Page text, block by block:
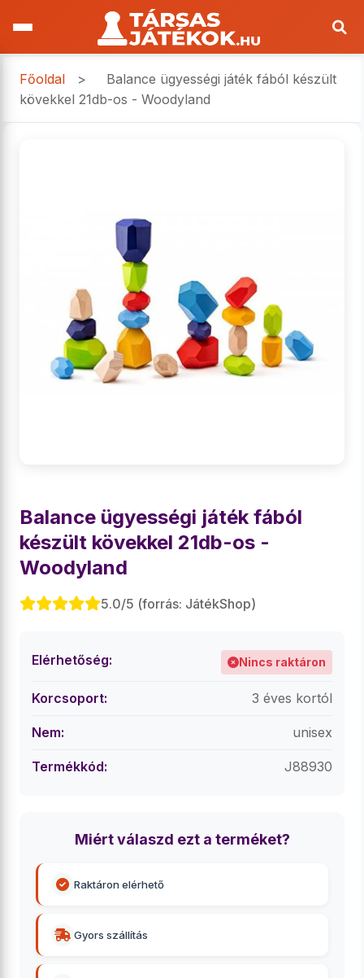
Főoldal >
Balance ügyességi játék fából készült
kövekkel 21db-os - Woodyland
Balance ügyességi játék fából
készült kövekkel 21db-os -
Woodyland
5.0/5 (forrás: JátékShop)
Elérhetőség: Nincs raktáron
Korcsoport: 3 éves kortól
Nem: unisex
Termékkód: J88930
Miért válaszd ezt a terméket?
Raktáron elérhető
Gyors szállítás